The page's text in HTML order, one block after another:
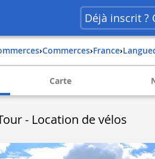
Déjà inscrit ?
› Commerces› france›
Carte
- Location de vélos